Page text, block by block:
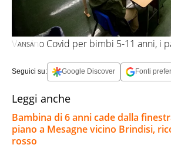
ANSA
Vaccino Covid per bimbi 5-11 anni, i
Seguici su: Google Discover Fonti
Leggi anche
Bambina di 6 anni cade dalla
piano a Mesagne vicino Brindisi,
rosso